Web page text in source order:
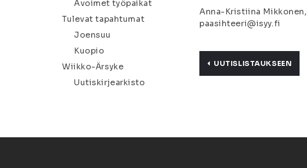
Avoimet työpaikat
Tulevat tapahtumat
Joensuu
Kuopio
Wiikko-Ärsyke
Uutiskirjearkisto
Anna-Kristiina
paasihteeri@isyy.fi
UUTISLISTAUKSEEN